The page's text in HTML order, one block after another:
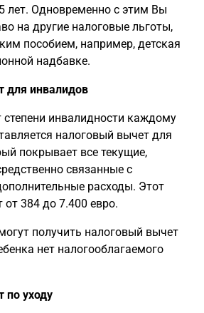
лет. Одновременно с этим Вы
на другие налоговые льготы,
пособием, например, детская
надбавке.
для инвалидов
степени инвалидности каждому
налоговый вычет для
покрывает все текущие,
связанные с
расходы. Этот
от 384 до 7.400 евро.
получить налоговый вычет
нет налогооблагаемого
по уходу